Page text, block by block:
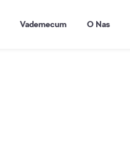
Vademecum O Nas